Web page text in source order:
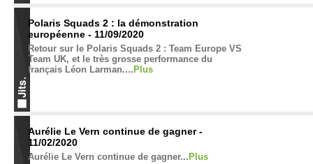
Polaris Squads 2 : la démonstration
européenne - 11/09/2020
Retour sur le Polaris Squads 2 : Team Europe VS
Team UK, et le très grosse performance du
français Léon Larman.... Plus
Aurélie Le Vern continue de gagner -
11/02/2020
Aurélie Le Vern continue de gagner... Plus